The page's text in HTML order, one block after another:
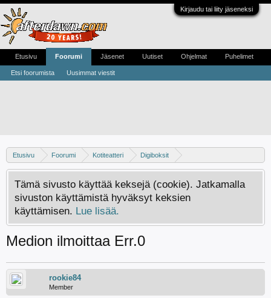
Kirjaudu tai liity jäseneksi
Etusivu Foorumi Kotiteatteri
Digiboksit
Keskustelua kaapeliverkon digibokseista
Tämä sivusto käyttää keksejä (cookie). Jatkamalla
sivuston käyttämistä hyväksyt keksien
käyttämisen. Lue lisää.
Medion ilmoittaa Err.0
rookie84
Member
Etusivu Foorumi
Etsi foorumista Uusimmat viestit
Jäsenet Uutiset Ohjelmat Puhelimet